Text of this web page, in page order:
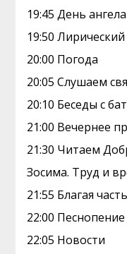
19:45 День ангела
19:50
20:00 Погода
20:05 Слушаем
20:10 Беседы с
21:00 Вечернее
21:30 Читаем
Зосима. Труд и
21:55 Благая часть
22:00
22:05 Новости